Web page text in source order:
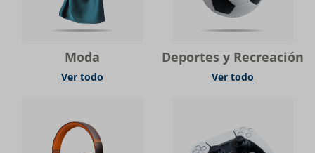
Moda
Ver todo
Deportes y Recreación
Ver todo